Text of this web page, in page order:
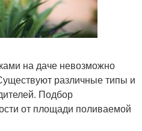
на даче невозможно
различные типы и
Подбор
от площади поливаемой